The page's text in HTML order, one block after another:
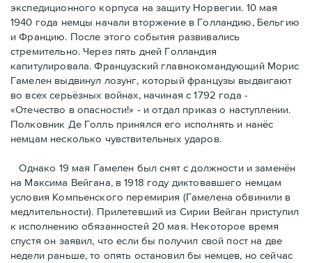
экспедиционного корпуса на защиту Норвегии. 10 мая
1940 года немцы начали вторжение в Голландию, Бельгию
и Францию. После этого события развивались
стремительно. Через пять дней Голландия
капитулировала. Французский главнокомандующий Морис
Гамелен выдвинул лозунг, который французы выдвигают
во всех серьёзных войнах, начиная с 1792 года -
«Отечество в опасности!» - и отдал приказ о наступлении.
Полковник Дe Голль принялся его исполнять и нанёс
немцам несколько чувствительных ударов.
Однако 19 мая Гамелен был снят с должности и заменён
на Максима Вейгана, в 1918 году диктовавшего немцам
условия Компьенского перемирия (Гамелена обвинили в
медлительности). Прилетевший из Сирии Вейган приступил
к исполнению обязанностей 20 мая. Hекоторое время
спустя oн заявил, что если бы получил свой пост на две
недели раньше, то опять остановил бы немцев, но сейчас